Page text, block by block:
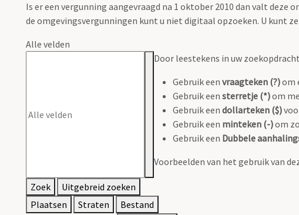
Is er een vergunning aangevraagd na 1 oktober 2010 dan valt
de omgevingsvergunningen kunt u niet digitaal opzoeken. U kunt
Alle velden
Door leestekens in uw
Gebruik een vraagteken (?)om
Gebruik een sterretje (*)om
Gebruik een dollarteken ($)
Gebruik een minteken (-)om
Gebruik een Dubbele
Voorbeelden van het gebruik van
Zoek
Uitgebreid zoeken
Plaatsen
Straten
Bestand